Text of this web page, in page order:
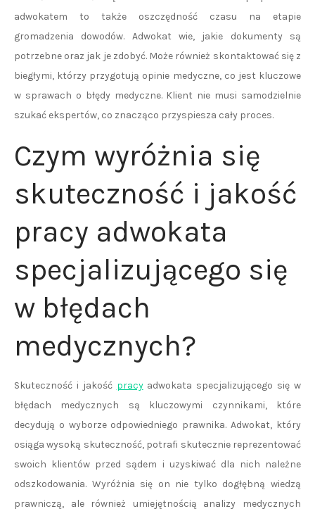
adwokatem to także oszczędność czasu na etapie
gromadzenia dowodów. Adwokat wie, jakie dokumenty są
potrzebne oraz jak je zdobyć. Może również skontaktować się z
biegłymi, którzy przygotują opinie medyczne, co jest kluczowe
w sprawach o błędy medyczne. Klient nie musi samodzielnie
szukać ekspertów, co znacząco przyspiesza cały proces.
Czym wyróżnia się
skuteczność i jakość
pracy adwokata
specjalizującego się
w błędach
medycznych?
Skuteczność i jakość pracyadwokata specjalizującego się w
błędach medycznych są kluczowymi czynnikami, które
decydują o wyborze odpowiedniego prawnika. Adwokat, który
osiąga wysoką skuteczność, potrafi skutecznie reprezentować
swoich klientów przed sądem i uzyskiwać dla nich należne
odszkodowania. Wyróżnia się on nie tylko dogłębną wiedzą
prawniczą, ale również umiejętnością analizy medycznych